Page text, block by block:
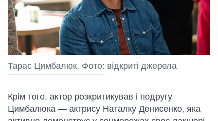
Тарас Цимбалюк. Фото: відкриті джерела
Крім того, актор розкритикував і подругу
Цимбалюка — актрису Наталку Денисенко, яка